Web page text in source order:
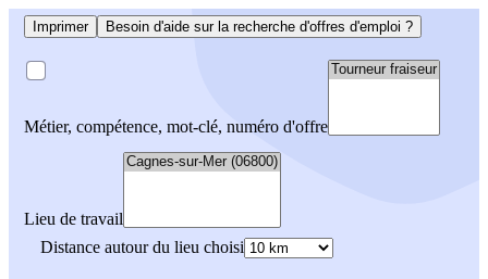
Imprimer Besoin d'aide sur la recherche d'offres d'emploi ?
Métier, compétence, mot-clé, numéro d'offre
Lieu de travail
Distance autour du lieu choisi